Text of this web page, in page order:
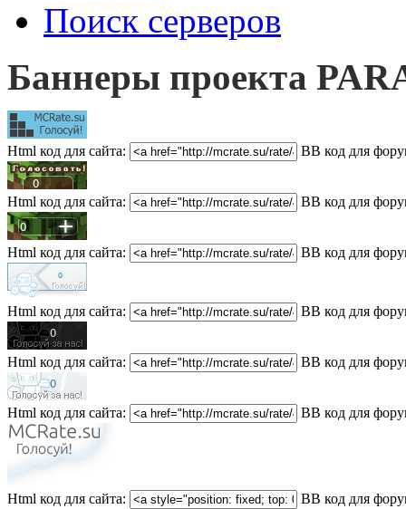
Поиск серверов
Баннеры проекта
Html код для сайта: BB код для
Html код для сайта: BB код для
Html код для сайта: BB код для
Html код для сайта: BB код для
Html код для сайта: BB код для
Html код для сайта: BB код для
Html код для сайта: BB код для